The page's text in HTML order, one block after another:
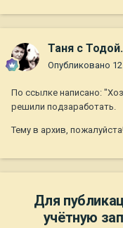
Таня с
Опубликовано
По ссылке написано:
решили подзаработать.
Тему в архив,
Для
учётную